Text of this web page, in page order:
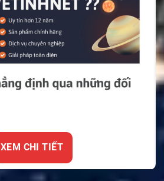
XEM CHI TIẾT